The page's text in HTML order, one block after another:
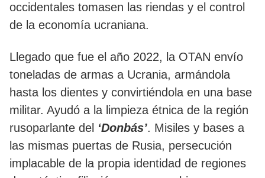
occidentales tomasen las riendas y el control
de la economía ucraniana.
Llegado que fue el año 2022, la OTAN envío
toneladas de armas a Ucrania, armándola
hasta los dientes y convirtiéndola en una base
militar. Ayudó a la limpieza étnica de la región
rusoparlante del ‘Donbás’. Misiles y bases a
las mismas puertas de Rusia, persecución
implacable de la propia identidad de regiones